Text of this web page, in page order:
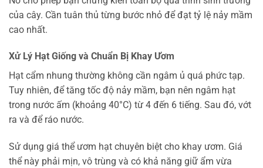
của cây. Cần tuân thủ từng bước nhỏ để đạt tỷ lệ nảy mầm
cao nhất.
Xử Lý Hạt Giống và Chuẩn Bị Khay Ươm
Hạt cẩm nhung thường không cần ngâm ủ quá phức tạp.
Tuy nhiên, để tăng tốc độ nảy mầm, bạn nên ngâm hạt
trong nước ấm (khoảng 40°C) từ 4 đến 6 tiếng. Sau đó, vớt
ra và để ráo nước.
Sử dụng giá thể ươm hạt chuyên biệt cho khay ươm. Giá
thể này phải mịn, vô trùng và có khả năng giữ ẩm vừa